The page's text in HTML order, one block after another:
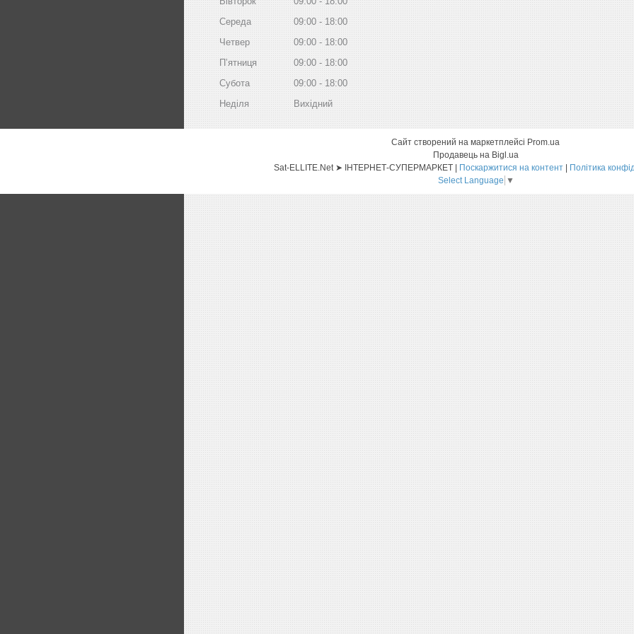
Середа
09:00
18:00
Четвер
09:00
18:00
Пʼятниця
09:00
18:00
Субота
09:00
18:00
Неділя
Вихідний
Сайт створений на маркетплейсі Prom.ua
Продавець на Bigl.ua
Sat-ELLITE.Net ➤ ІНТЕРНЕТ-СУПЕРМАРКЕТ | Поскаржитися на контент | Політика
Select Language ▼